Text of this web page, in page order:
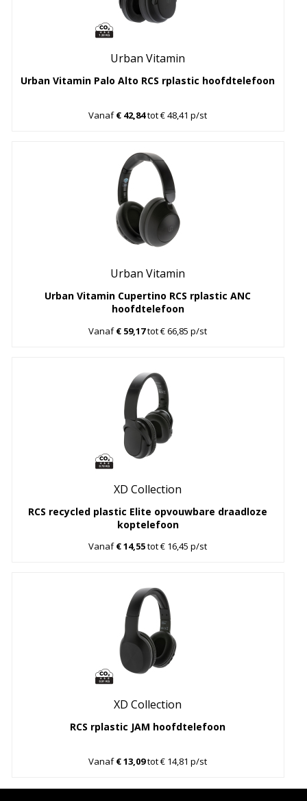
Urban Vitamin
Urban Vitamin Palo Alto RCS rplastic hoofdtelefoon
Vanaf€ 42,84tot € 48,41 p/st
Urban Vitamin
Urban Vitamin Cupertino RCS rplastic ANC
hoofdtelefoon
Vanaf€ 59,17tot € 66,85 p/st
XD Collection
RCS recycled plastic Elite opvouwbare draadloze
koptelefoon
Vanaf€ 14,55tot € 16,45 p/st
XD Collection
RCS rplastic JAM hoofdtelefoon
Vanaf€ 13,09tot € 14,81 p/st